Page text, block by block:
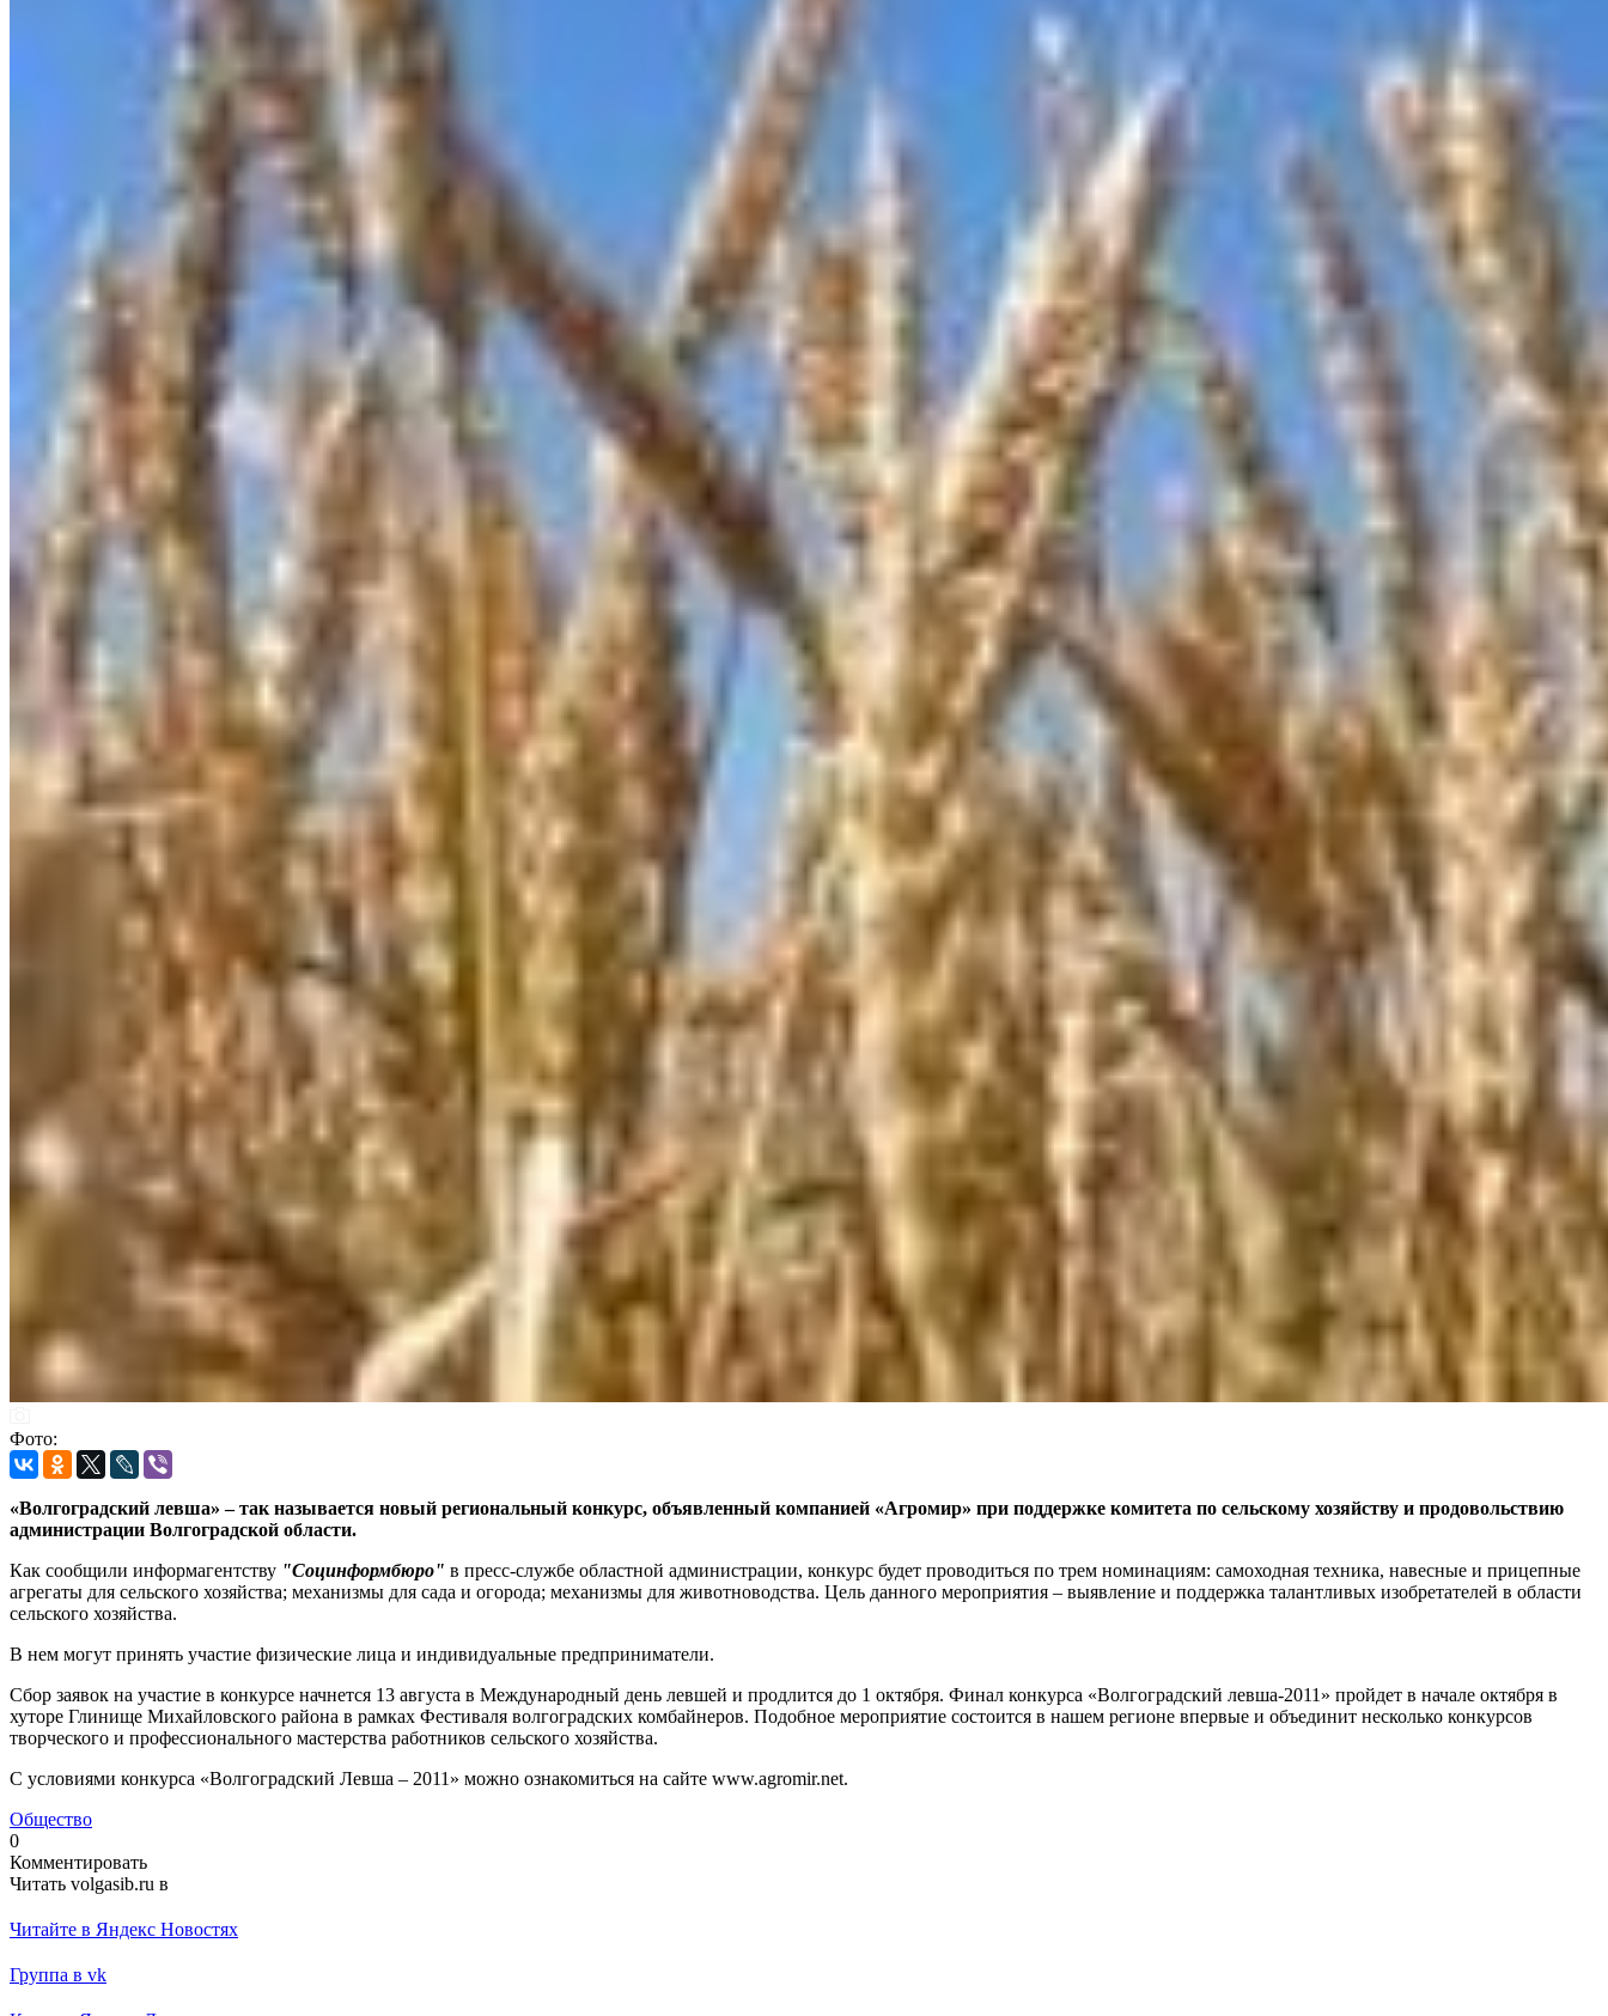
Фото:
«Волгоградский левша» – так называется новый региональный конкурс, объявленный компанией «Агромир» при поддержке комитета по сельскому хозяйству и продовольствию
администрации Волгоградской области.
Как сообщили информагентству "Социнформбюро" в пресс-службе областной администрации, конкурс будет проводиться по трем номинациям: самоходная техника, навесные и прицепные
агрегаты для сельского хозяйства; механизмы для сада и огорода; механизмы для животноводства. Цель данного мероприятия – выявление и поддержка талантливых изобретателей в области
сельского хозяйства.
В нем могут принять участие физические лица и индивидуальные предприниматели.
Сбор заявок на участие в конкурсе начнется 13 августа в Международный день левшей и продлится до 1 октября. Финал конкурса «Волгоградский левша-2011» пройдет в начале октября в
хуторе Глинище Михайловского района в рамках Фестиваля волгоградских комбайнеров. Подобное мероприятие состоится в нашем регионе впервые и объединит несколько конкурсов
творческого и профессионального мастерства работников сельского хозяйства.
С условиями конкурса «Волгоградский Левша – 2011» можно ознакомиться на сайте www.agromir.net.
Общество
0
Комментировать
Читать volgasib.ru в
Читайте в Яндекс Новостях
Группа в vk